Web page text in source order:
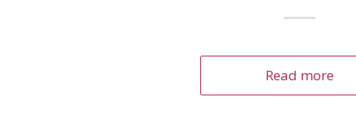
Read more